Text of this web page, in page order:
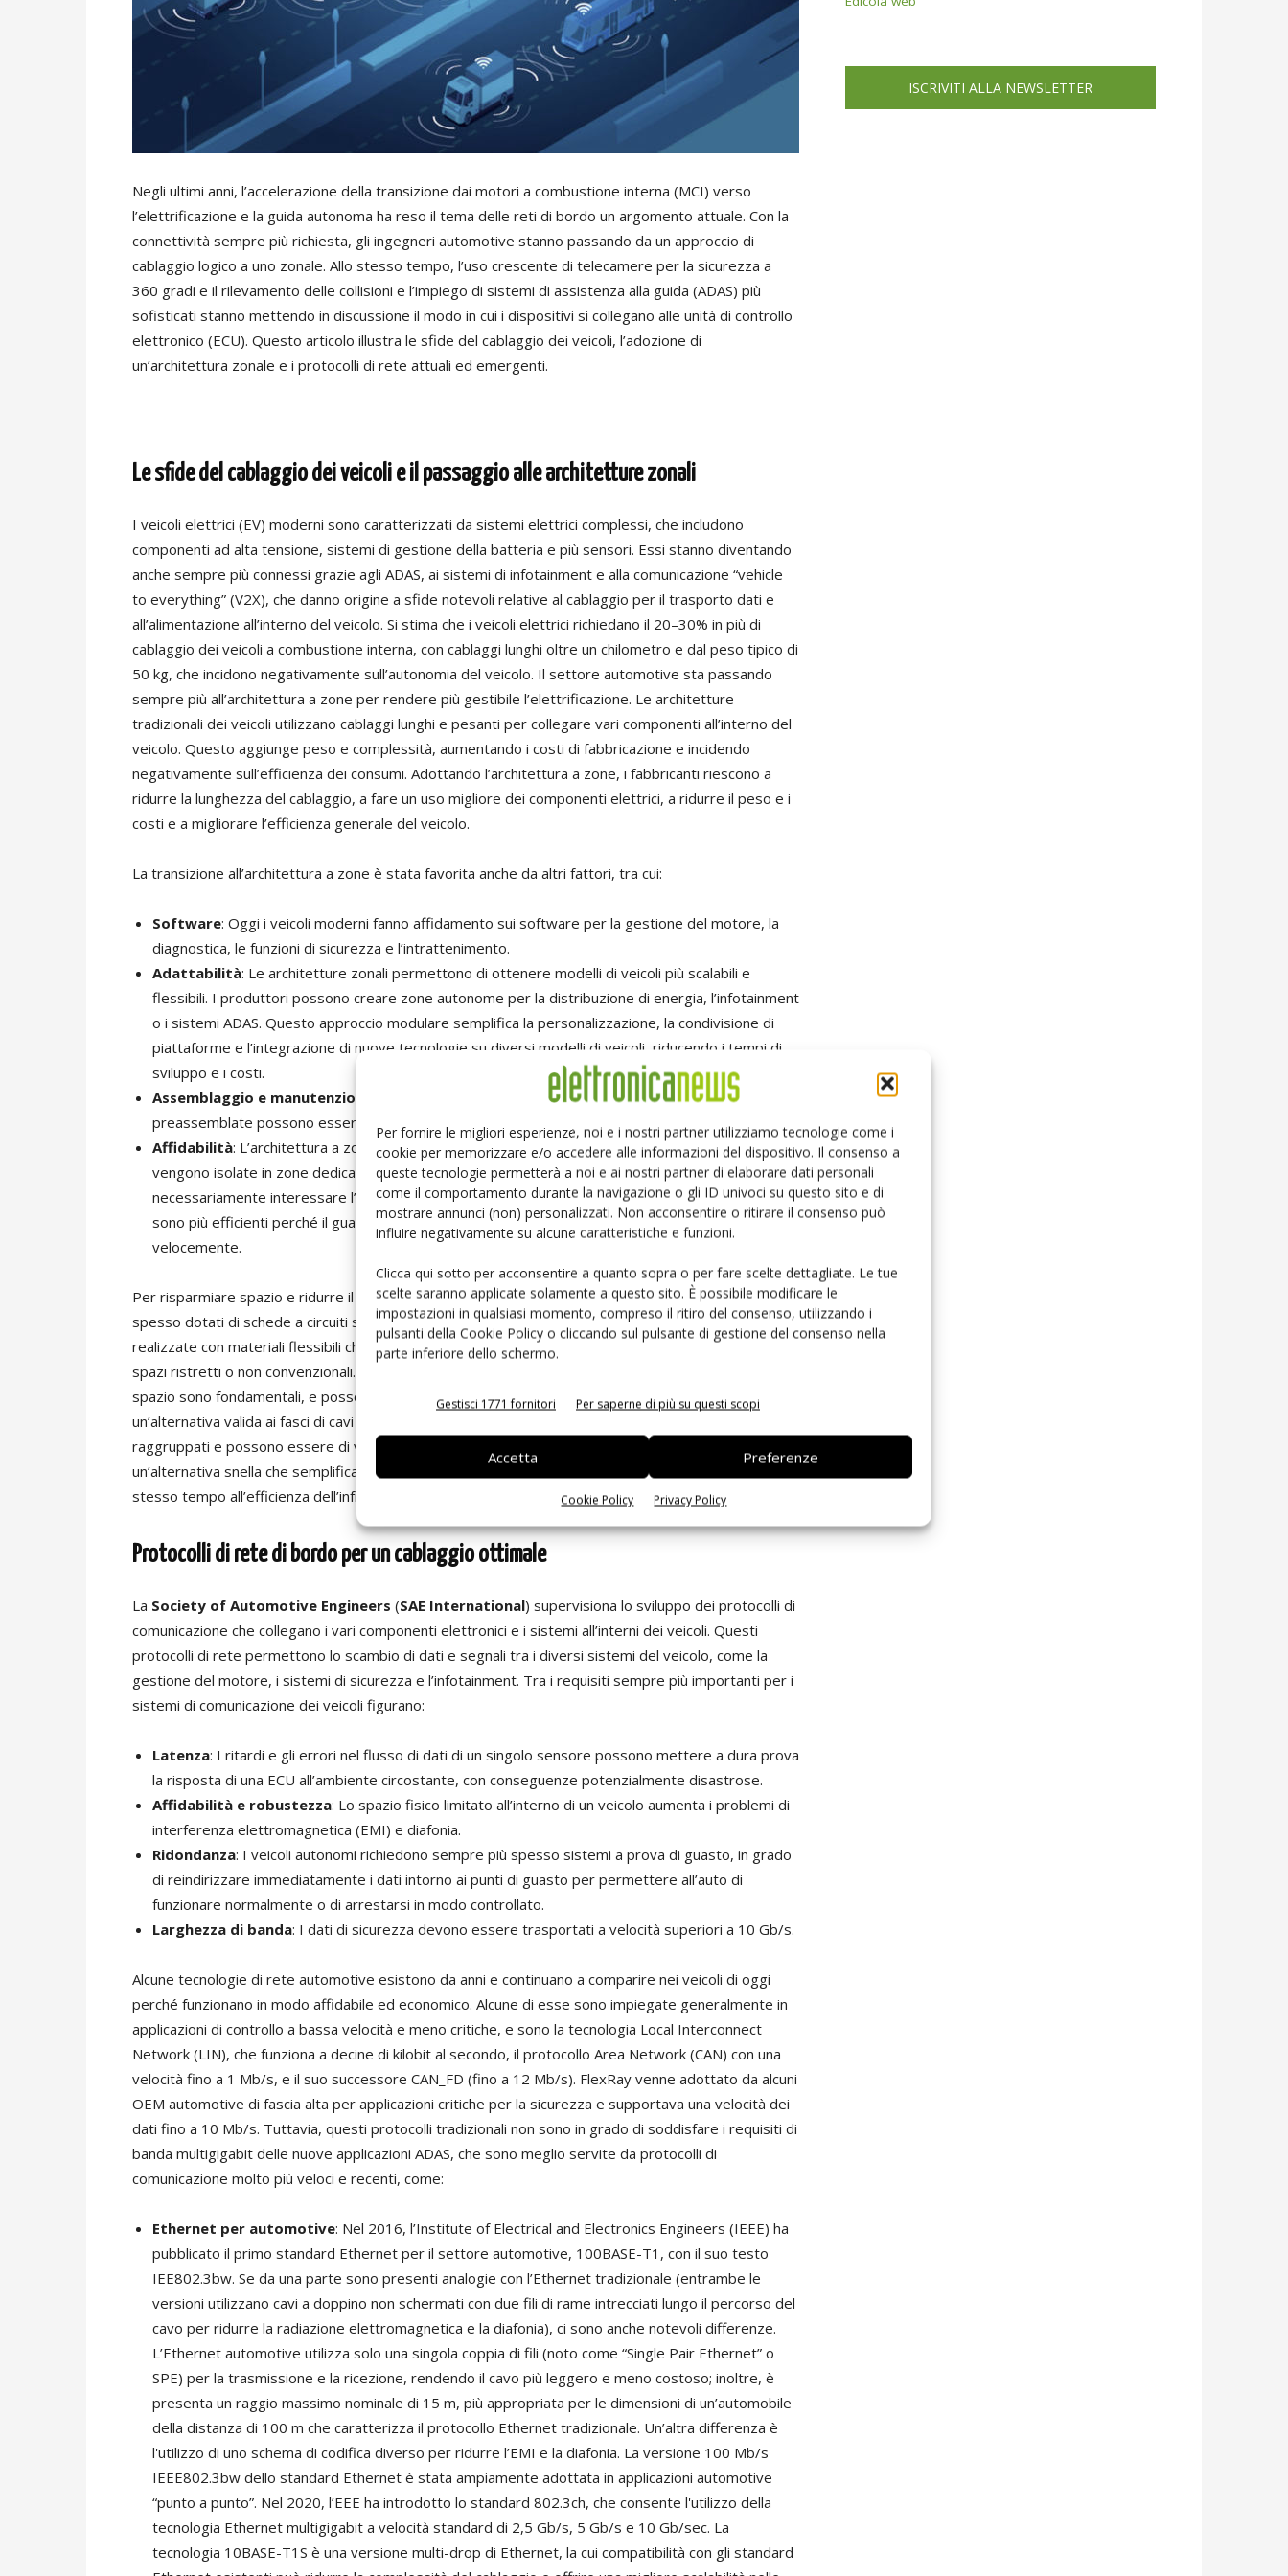
Per fornire le migliori esperienze, noi e i nostri partner utilizziamo tecnologie come i
cookie per memorizzare e/o accedere alle informazioni del dispositivo. Il consenso a
queste tecnologie permetterà a noi e ai nostri partner di elaborare dati personali
come il comportamento durante la navigazione o gli ID univoci su questo sito e di
mostrare annunci (non) personalizzati. Non acconsentire o ritirare il consenso può
influire negativamente su alcune caratteristiche e funzioni.
Clicca qui sotto per acconsentire a quanto sopra o per fare scelte dettagliate. Le tue
scelte saranno applicate solamente a questo sito. È possibile modificare le
impostazioni in qualsiasi momento, compreso il ritiro del consenso, utilizzando i
pulsanti della Cookie Policy o cliccando sul pulsante di gestione del consenso nella
parte inferiore dello schermo.
Gestisci 1771 fornitori Per saperne di più su questi scopi
Accetta Preferenze
Cookie Policy Privacy Policy
Negli ultimi anni, l’accelerazione della transizione dai motori a combustione interna (MCI) verso
l’elettrificazione e la guida autonoma ha reso il tema delle reti di bordo un argomento attuale. Con la
connettività sempre più richiesta, gli ingegneri automotive stanno passando da un approccio di
cablaggio logico a uno zonale. Allo stesso tempo, l’uso crescente di telecamere per la sicurezza a
360 gradi e il rilevamento delle collisioni e l’impiego di sistemi di assistenza alla guida (ADAS) più
sofisticati stanno mettendo in discussione il modo in cui i dispositivi si collegano alle unità di controllo
elettronico (ECU). Questo articolo illustra le sfide del cablaggio dei veicoli, l’adozione di
un’architettura zonale e i protocolli di rete attuali ed emergenti.
Le sfide del cablaggio dei veicoli e il passaggio alle architetture zonali
I veicoli elettrici (EV) moderni sono caratterizzati da sistemi elettrici complessi, che includono
componenti ad alta tensione, sistemi di gestione della batteria e più sensori. Essi stanno diventando
anche sempre più connessi grazie agli ADAS, ai sistemi di infotainment e alla comunicazione “vehicle
to everything” (V2X), che danno origine a sfide notevoli relative al cablaggio per il trasporto dati e
all’alimentazione all’interno del veicolo. Si stima che i veicoli elettrici richiedano il 20–30% in più di
cablaggio dei veicoli a combustione interna, con cablaggi lunghi oltre un chilometro e dal peso tipico di
50 kg, che incidono negativamente sull’autonomia del veicolo. Il settore automotive sta passando
sempre più all’architettura a zone per rendere più gestibile l’elettrificazione. Le architetture
tradizionali dei veicoli utilizzano cablaggi lunghi e pesanti per collegare vari componenti all’interno del
veicolo. Questo aggiunge peso e complessità, aumentando i costi di fabbricazione e incidendo
negativamente sull’efficienza dei consumi. Adottando l’architettura a zone, i fabbricanti riescono a
ridurre la lunghezza del cablaggio, a fare un uso migliore dei componenti elettrici, a ridurre il peso e i
costi e a migliorare l’efficienza generale del veicolo.
La transizione all’architettura a zone è stata favorita anche da altri fattori, tra cui:
Software: Oggi i veicoli moderni fanno affidamento sui software per la gestione del motore, la
diagnostica, le funzioni di sicurezza e l’intrattenimento.
Adattabilità: Le architetture zonali permettono di ottenere modelli di veicoli più scalabili e
flessibili. I produttori possono creare zone autonome per la distribuzione di energia, l’infotainment
o i sistemi ADAS. Questo approccio modulare semplifica la personalizzazione, la condivisione di
piattaforme e l’integrazione di nuove tecnologie su diversi modelli di veicoli, riducendo i tempi di
sviluppo e i costi.
Assemblaggio e manutenzione
: L’architettura a zone semplifica la produzione perché le zone
preassemblate possono essere integrate facilmente nel veicolo.
Affidabilità: L’architettura a zone è più sicura e più tollerante ai guasti perché le funzioni critiche
vengono isolate in zone dedicate. Ciò significa che un guasto che si verifica in una zona, non deve
necessariamente interessare l’intero veicolo. Inoltre, la risoluzione dei problemi e la manutenzione
sono più efficienti perché il guasto può essere isolato nelle zone specifiche, individuato e riparato
velocemente.
Per risparmiare spazio e ridurre il peso a livello di sottosistema, i veicoli elettrici sono sempre più
spesso dotati di schede a circuiti stampati flessibili (PCB Flex). Si tratta di schede di circuiti elettronici
realizzate con materiali flessibili che possono essere piegate, ripiegate e modellate per adattarsi a
spazi ristretti o non convenzionali. Sono ideali per le applicazioni in cui la flessibilità e il risparmio di
spazio sono fondamentali, e possono sia sostituire le schede PCB rigide che rappresentare
un’alternativa valida ai fasci di cavi tradizionali. Mentre i fasci di cavi sono costituiti da cavi o fili elettrici
raggruppati e possono essere di volume e diametro considerevoli, le schede PCB Flex sono
un’alternativa snella che semplifica le procedure di installazione e manutenzione, contribuendo allo
stesso tempo all’efficienza dell’infrastruttura elettrica.
Protocolli di rete di bordo per un cablaggio ottimale
La Society of Automotive Engineers (SAE International) supervisiona lo sviluppo dei protocolli di
comunicazione che collegano i vari componenti elettronici e i sistemi all’interni dei veicoli. Questi
protocolli di rete permettono lo scambio di dati e segnali tra i diversi sistemi del veicolo, come la
gestione del motore, i sistemi di sicurezza e l’infotainment. Tra i requisiti sempre più importanti per i
sistemi di comunicazione dei veicoli figurano:
Latenza: I ritardi e gli errori nel flusso di dati di un singolo sensore possono mettere a dura prova
la risposta di una ECU all’ambiente circostante, con conseguenze potenzialmente disastrose.
Affidabilità e robustezza: Lo spazio fisico limitato all’interno di un veicolo aumenta i problemi di
interferenza elettromagnetica (EMI) e diafonia.
Ridondanza: I veicoli autonomi richiedono sempre più spesso sistemi a prova di guasto, in grado
di reindirizzare immediatamente i dati intorno ai punti di guasto per permettere all’auto di
funzionare normalmente o di arrestarsi in modo controllato.
Larghezza di banda: I dati di sicurezza devono essere trasportati a velocità superiori a 10 Gb/s.
Alcune tecnologie di rete automotive esistono da anni e continuano a comparire nei veicoli di oggi
perché funzionano in modo affidabile ed economico. Alcune di esse sono impiegate generalmente in
applicazioni di controllo a bassa velocità e meno critiche, e sono la tecnologia Local Interconnect
Network (LIN), che funziona a decine di kilobit al secondo, il protocollo Area Network (CAN) con una
velocità fino a 1 Mb/s, e il suo successore CAN_FD (fino a 12 Mb/s). FlexRay venne adottato da alcuni
OEM automotive di fascia alta per applicazioni critiche per la sicurezza e supportava una velocità dei
dati fino a 10 Mb/s. Tuttavia, questi protocolli tradizionali non sono in grado di soddisfare i requisiti di
banda multigigabit delle nuove applicazioni ADAS, che sono meglio servite da protocolli di
comunicazione molto più veloci e recenti, come:
Ethernet per automotive: Nel 2016, l’Institute of Electrical and Electronics Engineers (IEEE) ha
pubblicato il primo standard Ethernet per il settore automotive, 100BASE-T1, con il suo testo
IEE802.3bw. Se da una parte sono presenti analogie con l’Ethernet tradizionale (entrambe le
versioni utilizzano cavi a doppino non schermati con due fili di rame intrecciati lungo il percorso del
cavo per ridurre la radiazione elettromagnetica e la diafonia), ci sono anche notevoli differenze.
L’Ethernet automotive utilizza solo una singola coppia di fili (noto come “Single Pair Ethernet” o
SPE) per la trasmissione e la ricezione, rendendo il cavo più leggero e meno costoso; inoltre, è
presenta un raggio massimo nominale di 15 m, più appropriata per le dimensioni di un’automobile
della distanza di 100 m che caratterizza il protocollo Ethernet tradizionale. Un’altra differenza è
l'utilizzo di uno schema di codifica diverso per ridurre l’EMI e la diafonia. La versione 100 Mb/s
IEEE802.3bw dello standard Ethernet è stata ampiamente adottata in applicazioni automotive
“punto a punto”. Nel 2020, l’EEE ha introdotto lo standard 802.3ch, che consente l'utilizzo della
tecnologia Ethernet multigigabit a velocità standard di 2,5 Gb/s, 5 Gb/s e 10 Gb/sec. La
tecnologia 10BASE-T1S è una versione multi-drop di Ethernet, la cui compatibilità con gli standard
ISCRIVITI ALLA NEWSLETTER